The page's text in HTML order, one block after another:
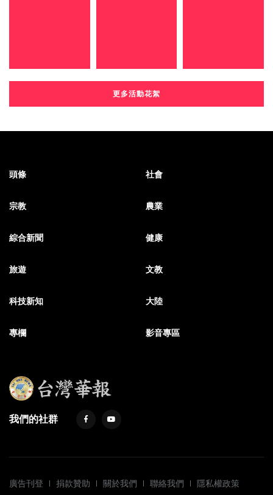
更多活動花絮
頭條 社會
宗教 農業
綜合新聞 健康
旅遊 文教
科技新知 大陸
專欄 影音專區
我們的社群
廣告刊登 捐款贊助 關於我們 聯絡我們 隱私權政策